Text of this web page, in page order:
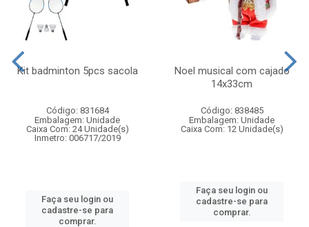
Kit badminton 5pcs sacola
Código: 831684
Embalagem: Unidade
Caixa Com: 24 Unidade(s)
Inmetro: 006717/2019
Faça seu login ou
cadastre-se para
comprar.
Noel musical com cajado
14x33cm
Código: 838485
Embalagem: Unidade
Caixa Com: 12 Unidade(s)
Faça seu login ou
cadastre-se para
comprar.